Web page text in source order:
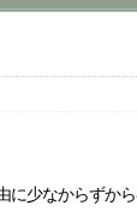
少なからずから